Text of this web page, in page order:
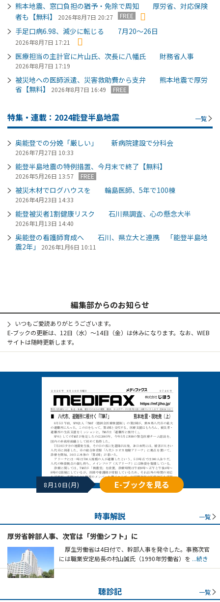
熊本地震、窓口負担の猶予・免除で周知 厚労省、対応保険
者も【無料】
2026年8月7日 20:27 FREE
手足口病6.98、減少に転じる 7月20～26日
2026年8月7日 17:21
医療担当の主計官に片山氏、次長に八幡氏 財務省人事
2026年8月7日 17:19
被災地への医師派遣、災害救助費から支弁 熊本地震で厚労
省【無料】
2026年8月7日 16:49 FREE
特集・連載：2024能登半島地震 一覧
奥能登での分娩「厳しい」 新病院建設で分科会
2026年7月27日 10:33
能登半島地震の特例措置、今月末で終了【無料】
2026年5月26日 13:57 FREE
被災木材でログハウスを 輪島医師、5年で100棟
2026年4月23日 14:33
能登被災者1割健康リスク 石川県調査、心の懸念大半
2026年1月13日 14:40
奥能登の看護師育成へ 石川、県立大と連携 「能登半島地
震2年」
2026年1月6日 10:11
編集部からのお知らせ
いつもご愛読ありがとうございます。
E-ブックの更新は、12日（水）～14日（金）は休みになります。なお、WEB
サイトは随時更新します。
8月10日(月) E-ブックを見る
時事解説 一覧
厚労省幹部人事、次官は「労働シフト」に
厚生労働省は4日付で、幹部人事を発令した。事務次官
には職業安定局長の村山誠氏（1990年労働省）を ...続き
聴診記 一覧